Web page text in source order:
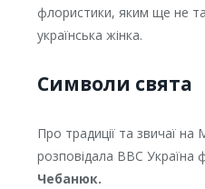
флористики, яким ще не
українська жінка.
Символи свята
Про традиції та звичаї
розповідала ВВС Україна
Чебанюк.